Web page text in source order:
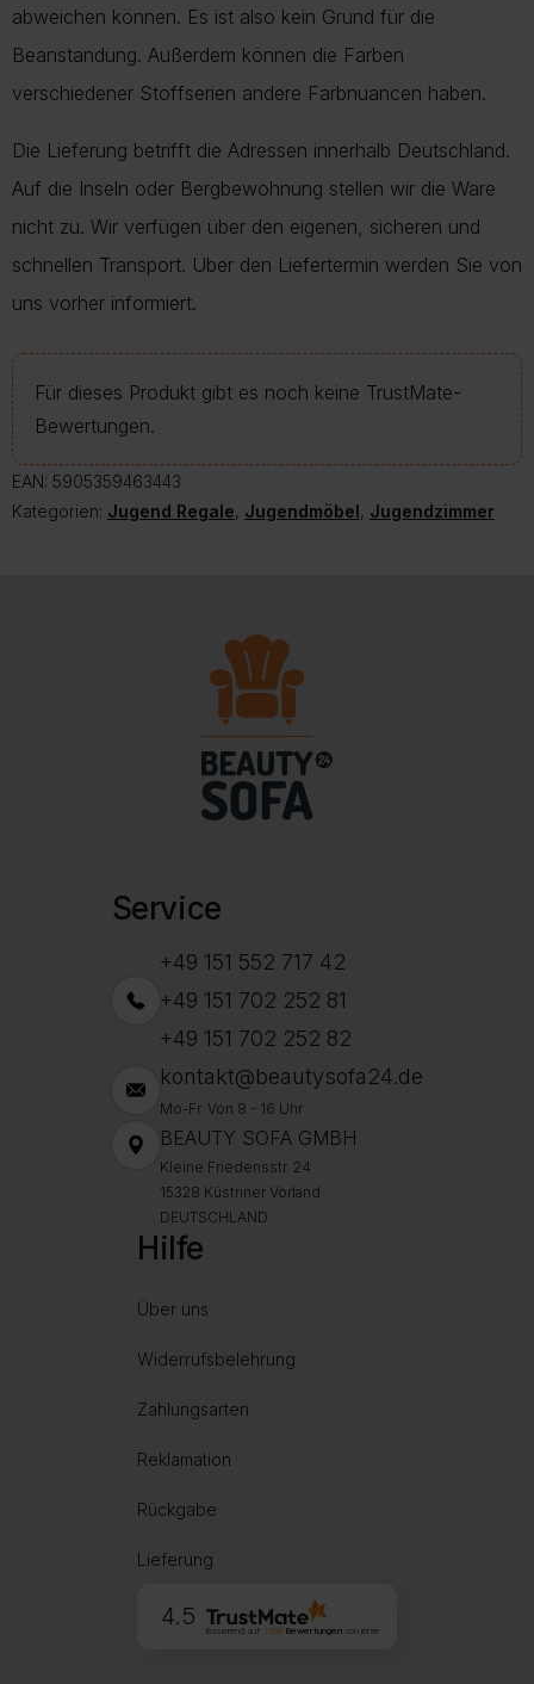
abweichen können. Es ist also kein Grund für die
Beanstandung. Außerdem können die Farben
verschiedener Stoffserien andere Farbnuancen haben.
Die Lieferung betrifft die Adressen innerhalb Deutschland.
Auf die Inseln oder Bergbewohnung stellen wir die Ware
nicht zu. Wir verfügen über den eigenen, sicheren und
schnellen Transport. Über den Liefertermin werden Sie von
uns vorher informiert.
Für dieses Produkt gibt es noch keine TrustMate-
Bewertungen.
EAN: 5905359463443
Kategorien: Jugend Regale, Jugendmöbel, Jugendzimmer
Service
+49 151 552 717 42
+49 151 702 252 81
+49 151 702 252 82
kontakt@beautysofa24.de
Mo-Fr. Von 8 - 16 Uhr
BEAUTY SOFA GMBH
Kleine Friedensstr. 24
15328 Küstriner Vorland
DEUTSCHLAND
Hilfe
Über uns
Widerrufsbelehrung
Zahlungsarten
Reklamation
Rückgabe
Lieferung
4.5
Basierend auf 1998Bewertungen von jeher